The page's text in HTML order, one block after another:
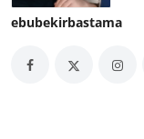
ebubekirbastama